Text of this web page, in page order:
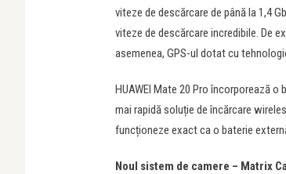
viteze de descărcare de până la 1,4
viteze de descărcare incredibile. De
asemenea, GPS-ul dotat cu
HUAWEI Mate 20 Pro încorporează o
mai rapidă soluție de încărcare
funcționeze exact ca o baterie
Noul sistem de camere – Matrix